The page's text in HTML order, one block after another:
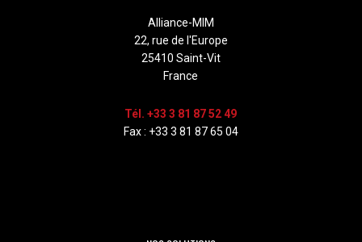
Alliance-MIM
22, rue de l'Europe
25410 Saint-Vit
France
Tél. +33 3 81 87 52 49
Fax : +33 3 81 87 65 04